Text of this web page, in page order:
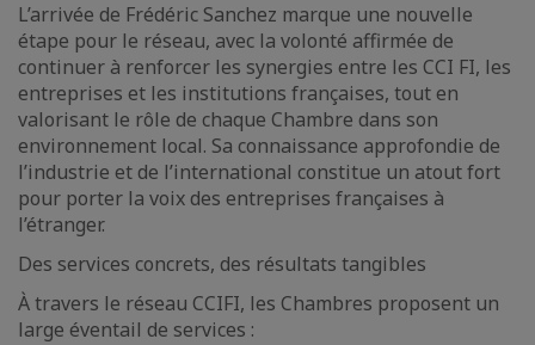
L’arrivée de Frédéric Sanchez marque une nouvelle
étape pour le réseau, avec la volonté affirmée de
continuer à renforcer les synergies entre les CCI FI, les
entreprises et les institutions françaises, tout en
valorisant le rôle de chaque Chambre dans son
environnement local. Sa connaissance approfondie de
l’industrie et de l’international constitue un atout fort
pour porter la voix des entreprises françaises à
l’étranger.
Des services concrets, des résultats tangibles
À travers le réseau CCIFI, les Chambres proposent un
large éventail de services :